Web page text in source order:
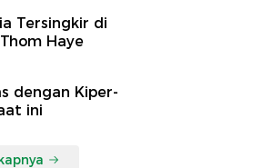
Tersingkir di
Haye
dengan Kiper-
ini